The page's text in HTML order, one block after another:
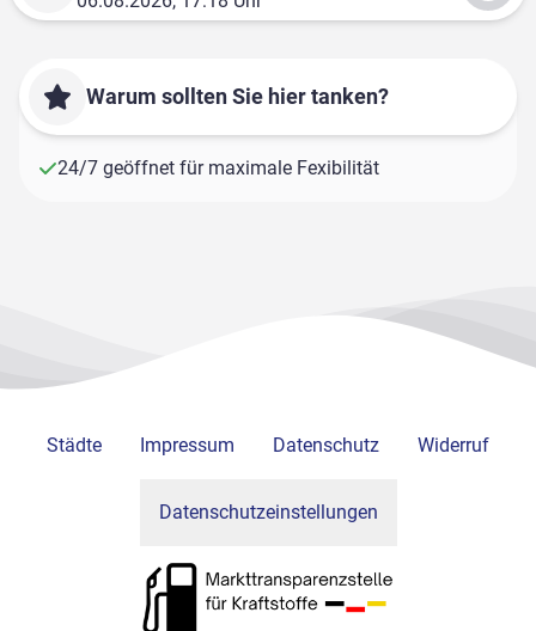
Warum sollten Sie hier tanken?
24/7 geöffnet für maximale Fexibilität
Städte Impressum Datenschutz Widerruf
Datenschutzeinstellungen